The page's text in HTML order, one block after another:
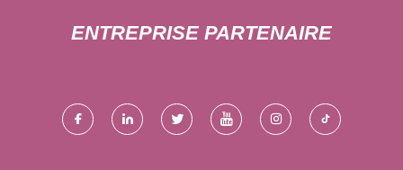
ENTREPRISE PARTENAIRE